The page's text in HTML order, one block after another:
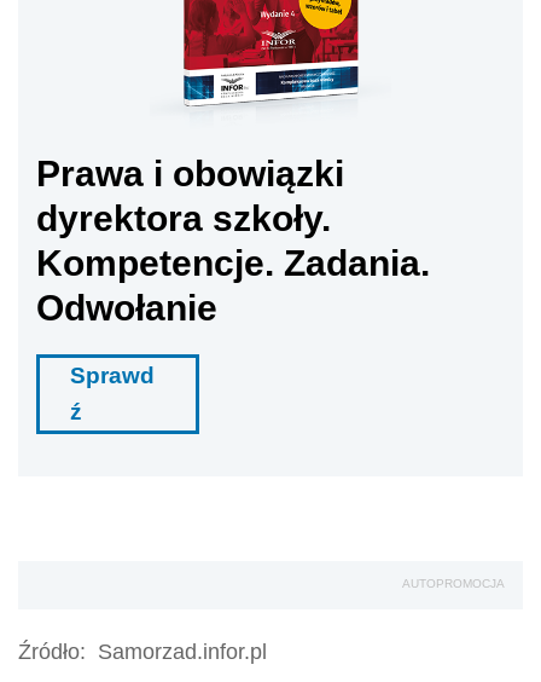
Prawa i obowiązki
dyrektora szkoły.
Kompetencje. Zadania.
Odwołanie
Sprawd
ź
AUTOPROMOCJA
Źródło: Samorzad.infor.pl